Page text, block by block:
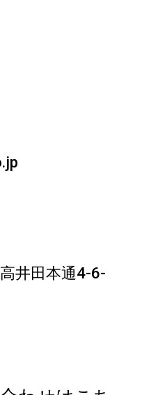
井田本通4-6-